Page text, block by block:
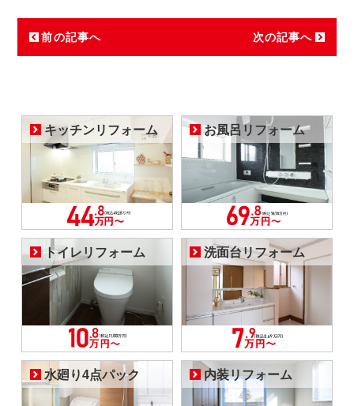
前の記事へ 次の記事へ
キッチンリフォーム お風呂リフォーム
トイレリフォーム 洗面台リフォーム
水廻り4点パック 内装リフォーム